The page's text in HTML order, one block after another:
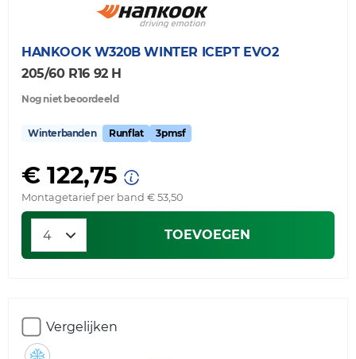
HANKOOK W320B WINTER ICEPT EVO2
205/60 R16 92 H
Nog niet beoordeeld
Winterbanden Runflat 3pmsf
€ 122,75
Montagetarief per band € 53,50
TOEVOEGEN
Vergelijken